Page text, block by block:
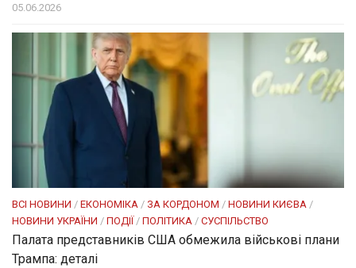
05.06.2026
ВСІ НОВИНИ / ЕКОНОМІКА / ЗА КОРДОНОМ / НОВИНИ КИЄВА /
НОВИНИ УКРАЇНИ / ПОДІЇ / ПОЛІТИКА / СУСПІЛЬСТВО
Палата представників США обмежила військові плани
Трампа: деталі